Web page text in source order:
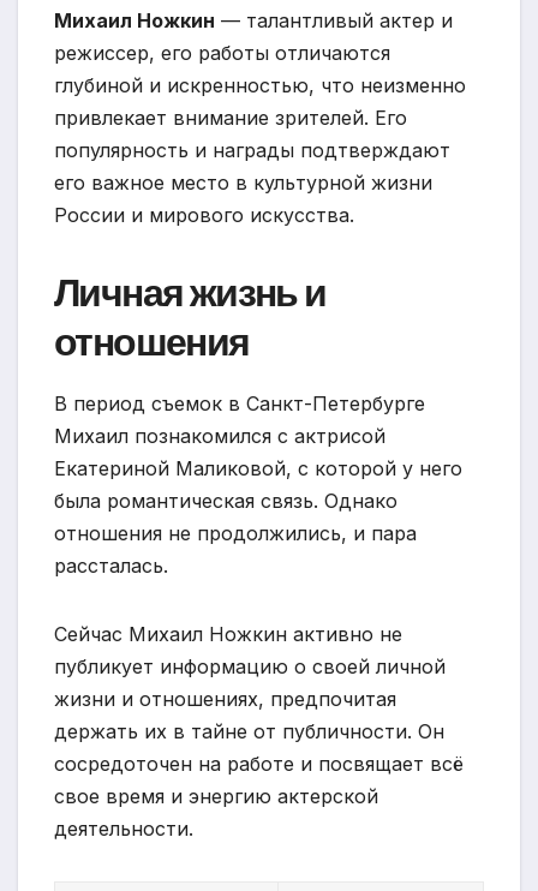
Михаил Ножкин — талантливый актер и
режиссер, его работы отличаются
глубиной и искренностью, что неизменно
привлекает внимание зрителей. Его
популярность и награды подтверждают
его важное место в культурной жизни
России и мирового искусства.
Личная жизнь и
отношения
В период съемок в Санкт-Петербурге
Михаил познакомился с актрисой
Екатериной Маликовой, с которой у него
была романтическая связь. Однако
отношения не продолжились, и пара
рассталась.
Сейчас Михаил Ножкин активно не
публикует информацию о своей личной
жизни и отношениях, предпочитая
держать их в тайне от публичности. Он
сосредоточен на работе и посвящает всё
свое время и энергию актерской
деятельности.